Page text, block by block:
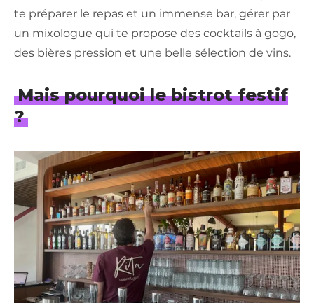
te préparer le repas et un immense bar, gérer par
un mixologue qui te propose des cocktails à gogo,
des bières pression et une belle sélection de vins.
Mais pourquoi le bistrot festif
?